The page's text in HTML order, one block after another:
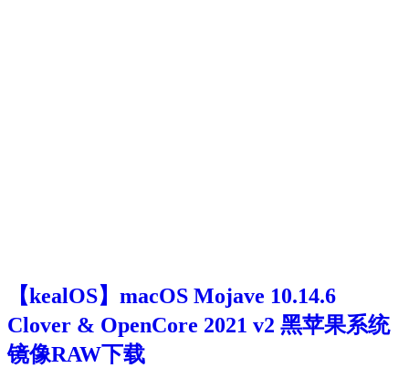
【kealOS】macOS Mojave 10.14.6
Clover & OpenCore 2021 v2 黑苹果系统
镜像RAW下载